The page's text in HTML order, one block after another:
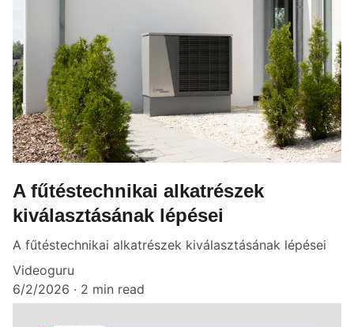
A fűtéstechnikai alkatrészek
kiválasztásának lépései
A fűtéstechnikai alkatrészek kiválasztásának lépései
Videoguru
6/2/2026
2 min read